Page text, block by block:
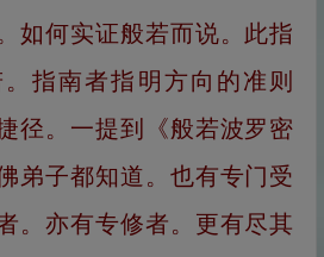
如何实证般若而说。此指
指南者指明方向的准则
径。一提到《般若波罗密
弟子都知道。也有专门受
。亦有专修者。更有尽其